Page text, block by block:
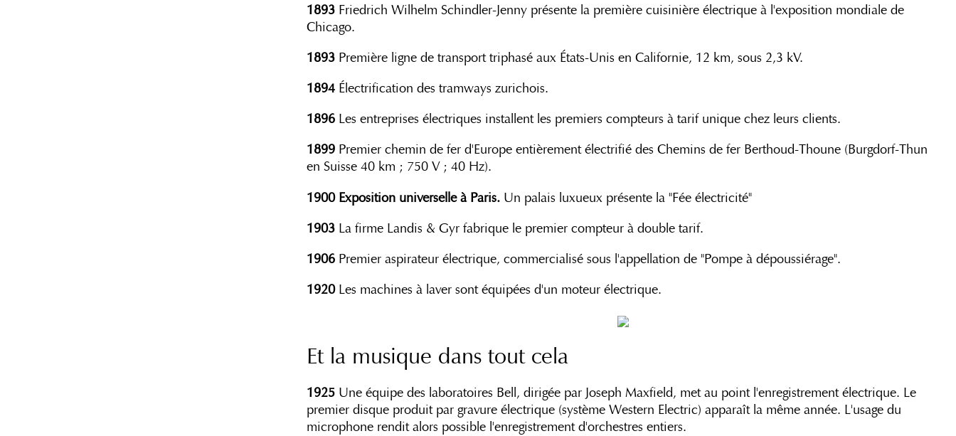
1893 Friedrich Wilhelm Schindler-Jenny présente la première cuisinière électrique à l'exposition mondiale de
Chicago.
1893 Première ligne de transport triphasé aux États-Unis en Californie, 12 km, sous 2,3 kV.
1894 Électrification des tramways zurichois.
1896 Les entreprises électriques installent les premiers compteurs à tarif unique chez leurs clients.
1899 Premier chemin de fer d'Europe entièrement électrifié des Chemins de fer Berthoud-Thoune (Burgdorf-Thun
en Suisse 40 km ; 750 V ; 40 Hz).
1900 Exposition universelle à Paris. Un palais luxueux présente la "Fée électricité"
1903 La firme Landis & Gyr fabrique le premier compteur à double tarif.
1906 Premier aspirateur électrique, commercialisé sous l'appellation de "Pompe à dépoussiérage".
1920Les machines à laver sont équipées d'un moteur électrique.
Et la musique dans tout cela
1925 Une équipe des laboratoires Bell, dirigée par Joseph Maxfield, met au point l'enregistrement électrique. Le
premier disque produit par gravure électrique (système Western Electric) apparaît la même année. L'usage du
microphone rendit alors possible l'enregistrement d'orchestres entiers.